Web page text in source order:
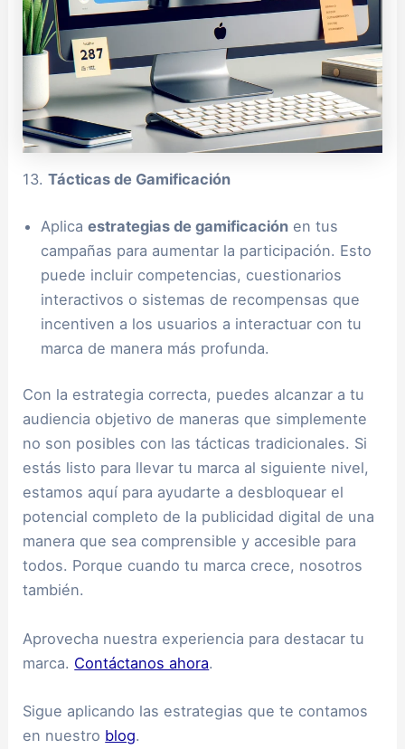
13.Tácticas de Gamificación
Aplicaestrategias de gamificación en tus
campañas para aumentar la participación. Esto
puede incluir competencias, cuestionarios
interactivos o sistemas de recompensas que
incentiven a los usuarios a interactuar con tu
marca de manera más profunda.
Con la estrategia correcta, puedes alcanzar a tu
audiencia objetivo de maneras que simplemente
no son posibles con las tácticas tradicionales. Si
estás listo para llevar tu marca al siguiente nivel,
estamos aquí para ayudarte a desbloquear el
potencial completo de la publicidad digital de una
manera que sea comprensible y accesible para
todos. Porque cuando tu marca crece, nosotros
también.
Aprovecha nuestra experiencia para destacar tu
marca. Contáctanos ahora.
Sigue aplicando las estrategias que te contamos
en nuestro blog.